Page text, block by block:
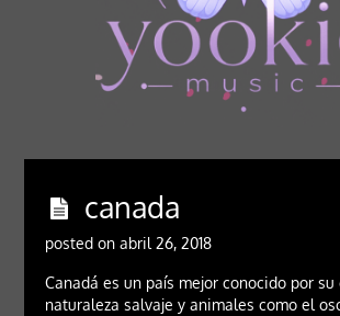
canada
posted on abril 26, 2018
Canadá es un país mejor conocido por su
naturaleza salvaje y animales como el